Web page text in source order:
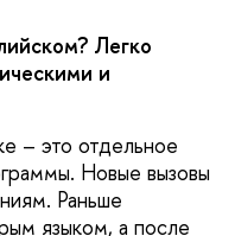
Легко
и
– это отдельное
Новые вызовы
Раньше
языком, а после